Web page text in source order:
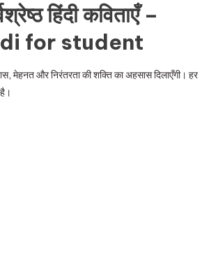
हिंदी कविताएँ –
for student
मेहनत और निरंतरता की शक्ति का अहसास दिलाएँगी। हर